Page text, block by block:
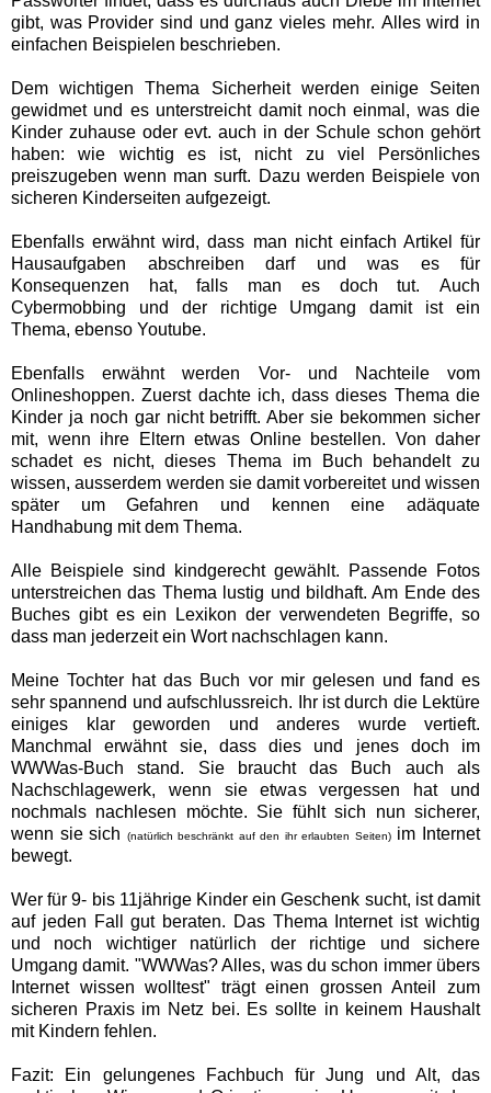
gibt, was Provider sind und ganz vieles mehr. Alles wird in
einfachen Beispielen beschrieben.
Dem wichtigen Thema Sicherheit werden einige Seiten
gewidmet und es unterstreicht damit noch einmal, was die
Kinder zuhause oder evt. auch in der Schule schon gehört
haben: wie wichtig es ist, nicht zu viel Persönliches
preiszugeben wenn man surft. Dazu werden Beispiele von
sicheren Kinderseiten aufgezeigt.
Ebenfalls erwähnt wird, dass man nicht einfach Artikel für
Hausaufgaben abschreiben darf und was es für
Konsequenzen hat, falls man es doch tut. Auch
Cybermobbing und der richtige Umgang damit ist ein
Thema, ebenso Youtube.
Ebenfalls erwähnt werden Vor- und Nachteile vom
Onlineshoppen. Zuerst dachte ich, dass dieses Thema die
Kinder ja noch gar nicht betrifft. Aber sie bekommen sicher
mit, wenn ihre Eltern etwas Online bestellen. Von daher
schadet es nicht, dieses Thema im Buch behandelt zu
wissen, ausserdem werden sie damit vorbereitet und wissen
später um Gefahren und kennen eine adäquate
Handhabung mit dem Thema.
Alle Beispiele sind kindgerecht gewählt. Passende Fotos
unterstreichen das Thema lustig und bildhaft. Am Ende des
Buches gibt es ein Lexikon der verwendeten Begriffe, so
dass man jederzeit ein Wort nachschlagen kann.
Meine Tochter hat das Buch vor mir gelesen und fand es
sehr spannend und aufschlussreich. Ihr ist durch die Lektüre
einiges klar geworden und anderes wurde vertieft.
Manchmal erwähnt sie, dass dies und jenes doch im
WWWas-Buch stand. Sie braucht das Buch auch als
Nachschlagewerk, wenn sie etwas vergessen hat und
nochmals nachlesen möchte. Sie fühlt sich nun sicherer,
wenn sie sich
(natürlich beschränkt auf den ihr erlaubten Seiten)im Internet
bewegt.
Wer für 9- bis 11jährige Kinder ein Geschenk sucht, ist damit
auf jeden Fall gut beraten. Das Thema Internet ist wichtig
und noch wichtiger natürlich der richtige und sichere
Umgang damit. "WWWas? Alles, was du schon immer übers
Internet wissen wolltest" trägt einen grossen Anteil zum
sicheren Praxis im Netz bei. Es sollte in keinem Haushalt
mit Kindern fehlen.
Fazit: Ein gelungenes Fachbuch für Jung und Alt, das